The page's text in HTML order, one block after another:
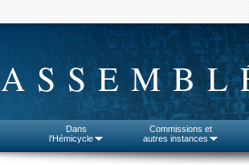
Dans
l'Hémicycle
Commissions et
autres instances